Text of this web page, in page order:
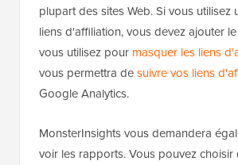
plupart des sites Web. Si vous utilisez
liens d'affiliation, vous devez ajouter
vous utilisez pour masquer les liens
vous permettra desuivre vos liens
Google Analytics.
MonsterInsights vous demandera
voir les rapports. Vous pouvez choisir